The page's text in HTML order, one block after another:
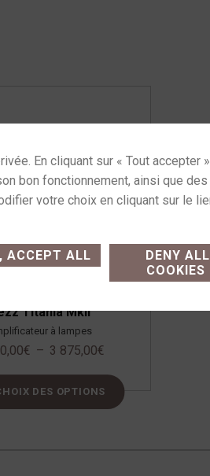
Titania MkII
à lampes
€ – 3 875,00€
DES OPTIONS
ACCEPT ALL
DENY ALL
COOKIES